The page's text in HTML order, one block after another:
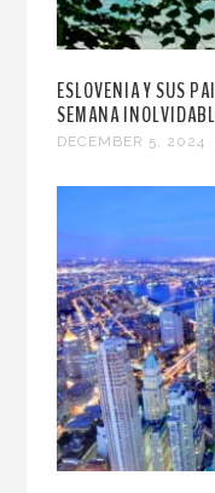
ESLOVENIA Y SUS
SEMANA
DECEMBER 5, 2024